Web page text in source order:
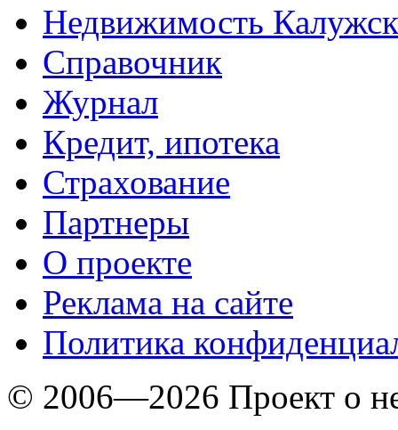
Недвижимость
Справочник
Журнал
Кредит, ипотека
Страхование
Партнеры
O проекте
Реклама на сайте
Политика
© 2006—2026 Проект о